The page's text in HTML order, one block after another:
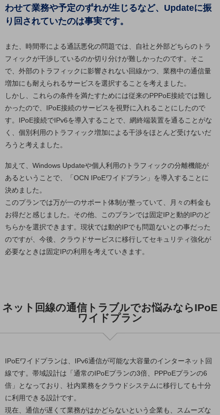
中堅中小企業のビジネスをサポート！
お悩みから見つける
お悩みから見つけるTOP
ネットワーク
モバイル・音声
バックオフィス
リモート・ハイブリッドワーク
セキュリティ
その他のお悩みはこちら
業界から見つける
小売・卸売業
建設業
地域産業
オンラインショップ
モバイル・ICTサービスをオンラインで
サービス・商品を探す
新規会員登録/ログインはこちら
100回線以上のお問い合わせ・お見積りはこちら
わせて業務や予定のずれが生じるなど、Updateに振
り回されていたのは事実です。
また、時間帯による通話悪化の問題では、自社と外部どちらのトラ
フィックが干渉しているのか切り分けが難しかったのです。そこ
で、外部のトラフィックに影響されない回線かつ、業務中の通信量
増加にも耐えられるサービスを選択することを考えました。
しかし、これらの条件を満たすためには従来のPPPoE接続では難し
かったので、IPoE接続のサービスを視野に入れることにしたので
す。IPoE接続でIPv6を導入することで、網終端装置を通ることがな
く、個別利用のトラフィック増加による干渉をほとんど受けないだ
ろうと考えました。
加えて、Windows Updateや個人利用のトラフィックの分離機能が
あるということで、「OCN IPoEワイドプラン」を導入することに
決めました。
このプランでは万が一のサポート体制が整っていて、月々の料金も
お得だと感じました。その他、このプランでは固定IPと動的IPのど
ちらかを選択できます。現状では動的IPでも問題ないとの事だった
のですが、今後、クラウドサービスに移行してセキュリティ強化が
必要なときは固定IPの利用を考えていきます。
ネット回線の通信トラブルでお悩みならIPoE
ワイドプラン
IPoEワイドプランは、IPv6通信が可能な大容量のインターネット回
線です。帯域設計は「通常のIPoEプランの3倍、PPPoEプランの6
倍」となっており、社内業務をクラウドシステムに移行しても十分
に利用できる設計です。
現在、通信が遅くて業務がはかどらないという企業も、スムーズな